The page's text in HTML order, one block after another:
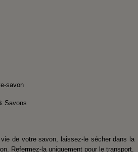
savon
Savons
vie de votre savon, laissez-le sécher dans la
Refermez-la uniquement pour le transport.